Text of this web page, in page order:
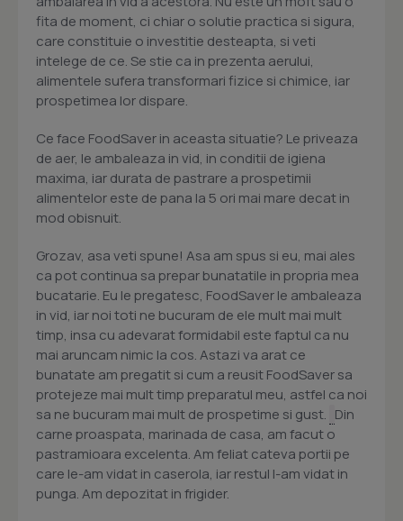
fita de moment, ci chiar o solutie practica si sigura,
care constituie o investitie desteapta, si veti
intelege de ce. Se stie ca in prezenta aerului,
alimentele sufera transformari fizice si chimice, iar
prospetimea lor dispare.
Ce face FoodSaver in aceasta situatie? Le priveaza
de aer, le ambaleaza in vid, in conditii de igiena
maxima, iar durata de pastrare a prospetimii
alimentelor este de pana la 5 ori mai mare decat in
mod obisnuit.
Grozav, asa veti spune! Asa am spus si eu, mai ales
ca pot continua sa prepar bunatatile in propria mea
bucatarie. Eu le pregatesc, FoodSaver le ambaleaza
in vid, iar noi toti ne bucuram de ele mult mai mult
timp, insa cu adevarat formidabil este faptul ca nu
mai aruncam nimic la cos. Astazi va arat ce
bunatate am pregatit si cum a reusit FoodSaver sa
protejeze mai mult timp preparatul meu, astfel ca noi
sa ne bucuram mai mult de prospetime si gust. Din
carne proaspata, marinada de casa, am facut o
pastramioara excelenta. Am feliat cateva portii pe
care le-am vidat in caserola, iar restul l-am vidat in
punga. Am depozitat in frigider.